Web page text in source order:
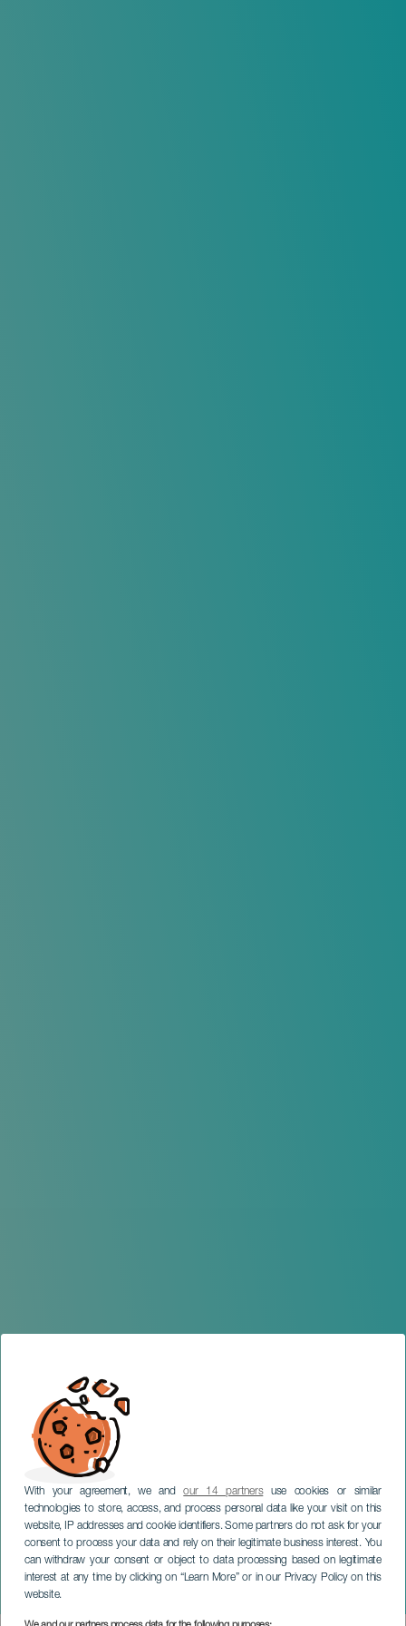
With your agreement, we andour 14 partnersuse cookies or similar
technologies to store, access, and process personal data like your visit on this
website, IP addresses and cookie identifiers. Some partners do not ask for your
consent to process your data and rely on their legitimate business interest. You
can withdraw your consent or object to data processing based on legitimate
interest at any time by clicking on “Learn More” or in our Privacy Policy on this
website.
Romería de Vilaflor de
Chasna
TENERIFE